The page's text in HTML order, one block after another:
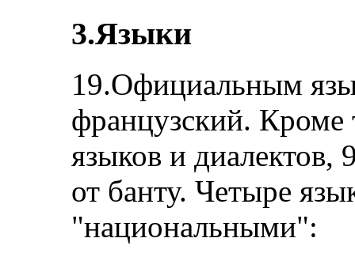
3.Языки
19.Официальным
французский.
языков и диалектов,
от банту. Четыре
"национальными":